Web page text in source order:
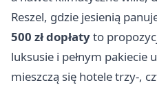
Reszel, gdzie jesienią
500 zł dopłatyto
luksusie i pełnym pakiecie
mieszczą się hotele trzy-,